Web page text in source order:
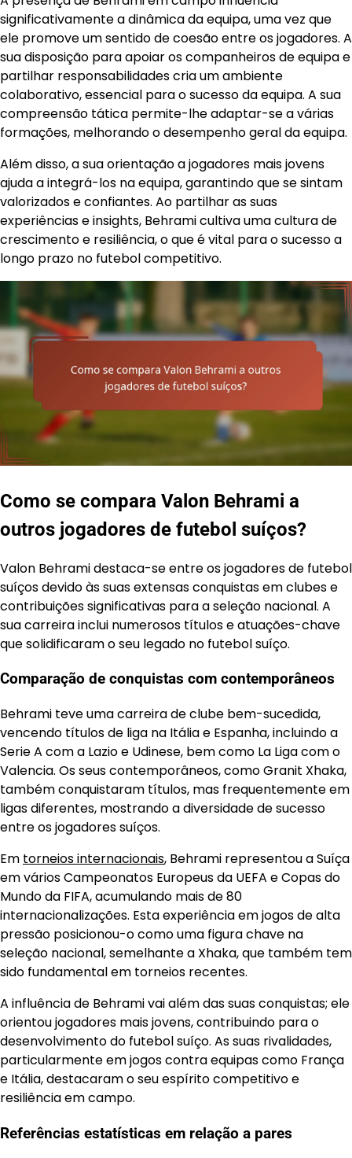
significativamente a dinâmica da equipa, uma vez que
ele promove um sentido de coesão entre os jogadores. A
sua disposição para apoiar os companheiros de equipa e
partilhar responsabilidades cria um ambiente
colaborativo, essencial para o sucesso da equipa. A sua
compreensão tática permite-lhe adaptar-se a várias
formações, melhorando o desempenho geral da equipa.
Além disso, a sua orientação a jogadores mais jovens
ajuda a integrá-los na equipa, garantindo que se sintam
valorizados e confiantes. Ao partilhar as suas
experiências e insights, Behrami cultiva uma cultura de
crescimento e resiliência, o que é vital para o sucesso a
longo prazo no futebol competitivo.
Como se compara Valon Behrami a
outros jogadores de futebol suíços?
Valon Behrami destaca-se entre os jogadores de futebol
suíços devido às suas extensas conquistas em clubes e
contribuições significativas para a seleção nacional. A
sua carreira inclui numerosos títulos e atuações-chave
que solidificaram o seu legado no futebol suíço.
Comparação de conquistas com contemporâneos
Behrami teve uma carreira de clube bem-sucedida,
vencendo títulos de liga na Itália e Espanha, incluindo a
Serie A com a Lazio e Udinese, bem como La Liga com o
Valencia. Os seus contemporâneos, como Granit Xhaka,
também conquistaram títulos, mas frequentemente em
ligas diferentes, mostrando a diversidade de sucesso
entre os jogadores suíços.
Em torneios internacionais, Behrami representou a Suíça
em vários Campeonatos Europeus da UEFA e Copas do
Mundo da FIFA, acumulando mais de 80
internacionalizações. Esta experiência em jogos de alta
pressão posicionou-o como uma figura chave na
seleção nacional, semelhante a Xhaka, que também tem
sido fundamental em torneios recentes.
A influência de Behrami vai além das suas conquistas; ele
orientou jogadores mais jovens, contribuindo para o
desenvolvimento do futebol suíço. As suas rivalidades,
particularmente em jogos contra equipas como França
e Itália, destacaram o seu espírito competitivo e
resiliência em campo.
Referências estatísticas em relação a pares